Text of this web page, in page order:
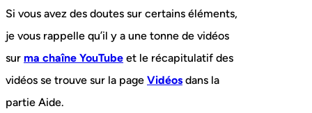
Si vous avez des doutes sur certains éléments,
je vous rappelle qu’il y a une tonne de vidéos
sur ma chaîne YouTube et le récapitulatif des
vidéos se trouve sur la page Vidéos dans la
partie Aide.